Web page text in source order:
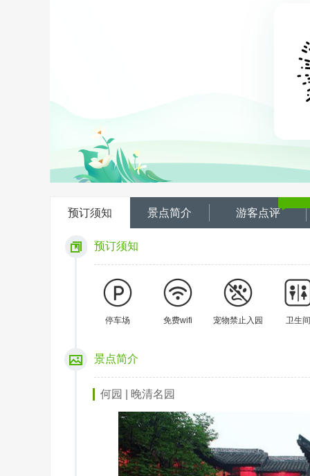
预订须知 景点简介 游客点评
预订须知
停车场 免费wifi 宠物禁止入园 卫生间
景点简介
何园 | 晚清名园